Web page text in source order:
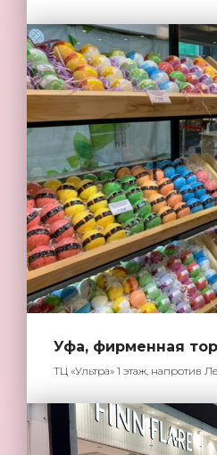
Уфа, фирменная
ТЦ «Ультра» 1 этаж, напротив